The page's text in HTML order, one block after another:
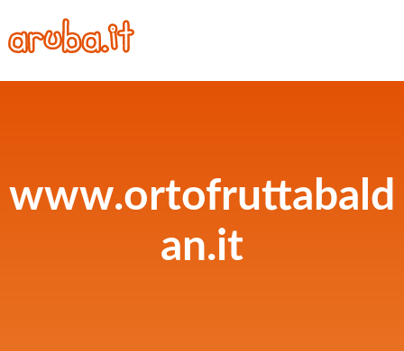
www.ortofruttabald
an.it